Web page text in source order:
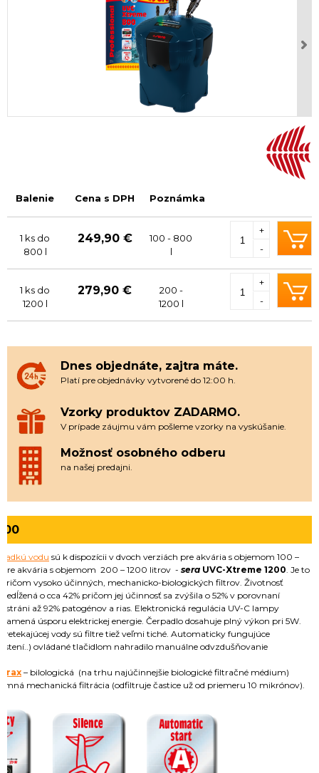
Balenie Cena s DPH Poznámka
1 ks do
800 l
249,90 €
100 - 800
l
-
+
1 ks do
1200 l
279,90 €
200 -
1200 l
-
+
Dnes objednáte, zajtra máte.
Platí pre objednávky vytvorené do 12:00 h.
Vzorky produktov ZADARMO.
V prípade záujmu vám pošleme vzorky na vyskúšanie.
Možnosť osobného odberu
na našej predajni.
sladkú vodu sú k dispozícii v dvoch verziách pre akvária s objemom 100 –
akvária s objemom 200 – 1200 litrov - sera UVC-Xtreme 1200 . Je to
vysoko účinných, mechanicko-biologických filtrov. Životnosť
o cca 42% pričom jej účinnosť sa zvýšila o 52% v porovnaní
až 92% patogénov a rias. Elektronická regulácia UV-C lampy
úsporu elektrickej energie. Čerpadlo dosahuje plný výkon pri 5W.
vody sú filtre tiež veľmi tiché. Automaticky fungujúce
ovládané tlačidlom nahradilo manuálne odvzdušňovanie
– bilologická (na trhu najúčinnejšie biologické filtračné médium)
mechanická filtrácia (odfiltruje častice už od priemeru 10 mikrónov).